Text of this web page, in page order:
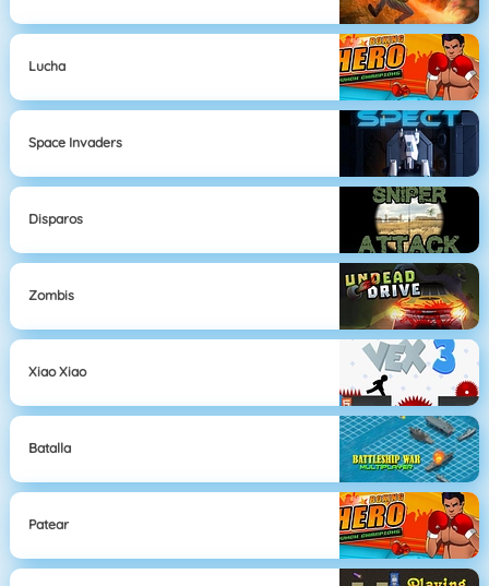
Lucha
Space Invaders
Disparos
Zombis
Xiao Xiao
Batalla
Patear